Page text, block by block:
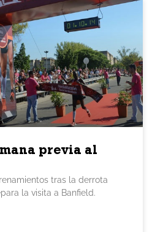
previa al
tras la derrota
la visita a Banfield.